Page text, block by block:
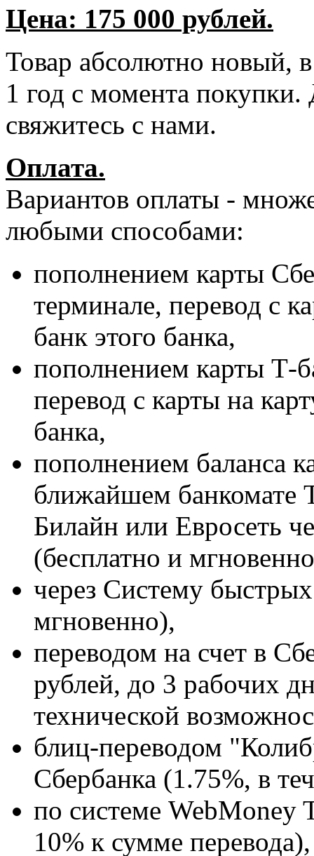
Цена: 175 000 рублей.
Товар абсолютно новый,
1 год с момента покупки.
свяжитесь с нами.
Оплата.
Вариантов оплаты -
любыми способами:
пополнением карты
терминале, перевод с
банк этого банка,
пополнением карты Т-
перевод с карты на
банка,
пополнением баланса
ближайшем
Билайн или Евросеть
(бесплатно и
через Систему
мгновенно),
переводом на счет в
рублей, до 3 рабочих
технической
блиц-переводом
Сбербанка (1.75%, в
по системе WebMoney
10% к сумме перевода),